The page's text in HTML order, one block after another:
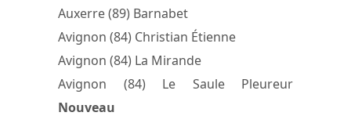
Auxerre (89) Barnabet
Avignon (84) Christian Étienne
Avignon (84) La Mirande
Avignon (84) Le Saule Pleureur
Nouveau